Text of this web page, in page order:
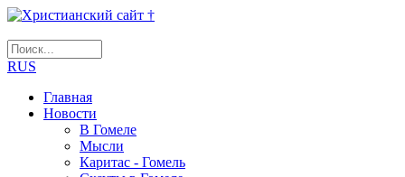
RUS
Главная
Новости
В Гомеле
Мысли
Каритас - Гомель